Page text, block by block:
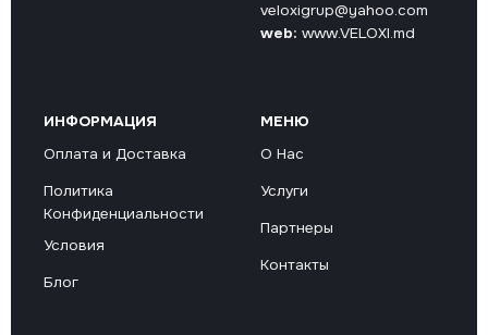
veloxigrup@yahoo.com
web: www.VELOXI.md
ИНФОРМАЦИЯ
Оплата и Доставка
Политика
Конфиденциальности
Условия
Блог
МЕНЮ
О Нас
Услуги
Партнеры
Контакты